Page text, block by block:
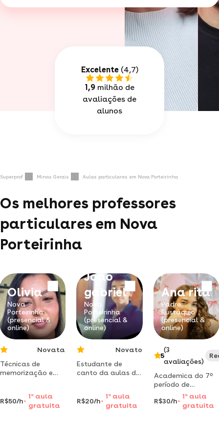
Excelente(4,7)
1,9milhão de
avaliações de
alunos
Superprof Minas Gerais Aulas particulares em Nova Porteirinha
Os melhores professores
particulares em Nova
Porteirinha
Olivia
Nova
Porteirinha
(presencial &
online)
Novata
Técnicas de
memorização e
adaptada para
facilitar a
R$50/h
1 aaula
gratuita
João
gabriel
Nova
Porteirinha
(presencial &
online)
Novato
Estudante de
canto da aulas de
aprender
R$20/h
1 a aula
gratuita
Ana rita
Padre
Eustáquio
(presencial &
online)
5
(3
avaliações)
Academica do 7º
período de
pedagogia,
professora de
reforço escolar,
R$30/h
1 aaula
gratuita